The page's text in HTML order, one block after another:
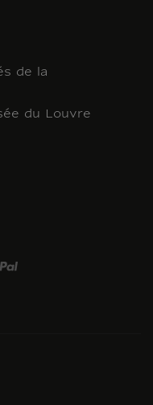
de la
du Louvre